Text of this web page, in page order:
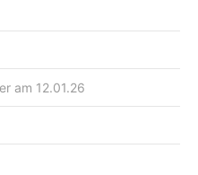
am 12.01.26